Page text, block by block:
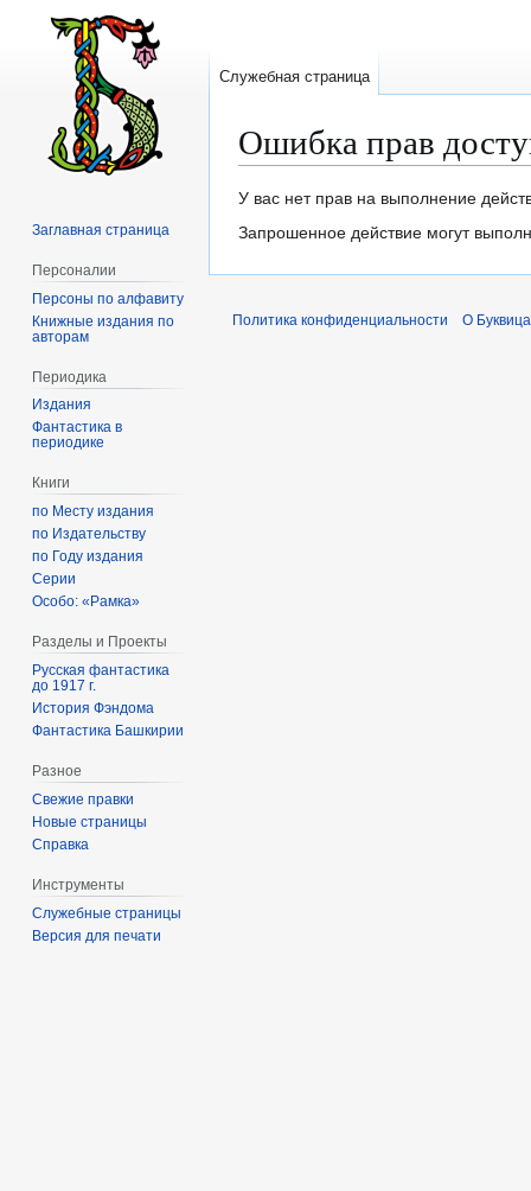
Ошибка прав
Перейти
к
Перейти
к
У вас нет прав на выполнение
Запрошенное действие могут
Служебная страница
Заглавная страница
Персоналии
Персоны по алфавиту
Книжные издания по
авторам
Периодика
Издания
Фантастика в
периодике
Книги
по Месту издания
по Издательству
по Году издания
Серии
Особо: «Рамка»
Разделы и Проекты
Русская фантастика
до 1917 г.
История Фэндома
Фантастика Башкирии
Разное
Свежие правки
Новые страницы
Справка
Инструменты
Служебные страницы
Версия для печати
Политика конфиденциальности О Буквица